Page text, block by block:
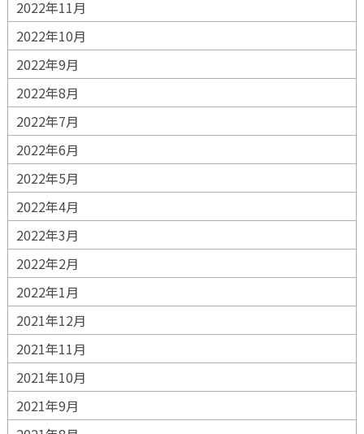
2022年11月
2022年10月
2022年9月
2022年8月
2022年7月
2022年6月
2022年5月
2022年4月
2022年3月
2022年2月
2022年1月
2021年12月
2021年11月
2021年10月
2021年9月